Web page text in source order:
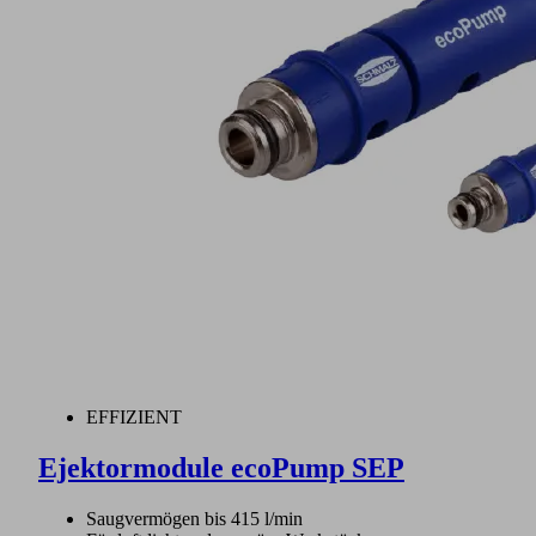
EFFIZIENT
Ejektormodule ecoPump SEP
Saugvermögen bis 415 l/min